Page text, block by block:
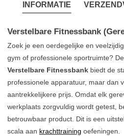
INFORMATIE
Verstelbare Fitnessbank
Zoek je een oerdegelijke en
gym of professionele sportruimte?
Verstelbare Fitnessbank biedt de
professionele apparatuur, maar dan
aantrekkelijkere prijs. Omdat elk
werkplaats zorgvuldig wordt getest,
betrouwbaar product. Dit is een
scala aan krachttraining oefeningen.